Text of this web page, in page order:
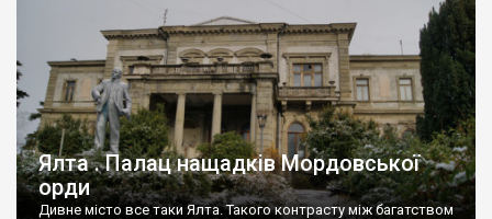
Ялта . Палац нащадків Мордовської
орди
Дивне місто все таки Ялта. Такого контрасту між багатством